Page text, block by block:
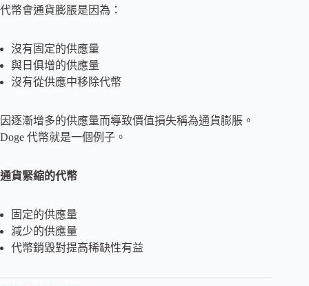
代幣會通貨膨脹是因為：
沒有固定的供應量
與日俱增的供應量
沒有從供應中移除代幣
因逐漸增多的供應量而導致價值損失稱為通貨膨脹。
Doge 代幣就是一個例子。
通貨緊縮的代幣
固定的供應量
減少的供應量
代幣銷毀對提高稀缺性有益